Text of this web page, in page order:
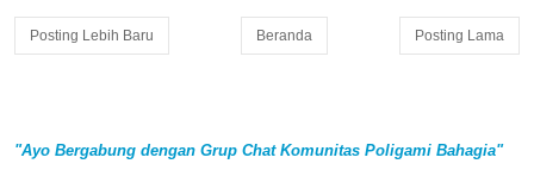
Posting Lebih Baru Posting Lama
Beranda
"Ayo Bergabung dengan Grup Chat Komunitas Poligami Bahagia"